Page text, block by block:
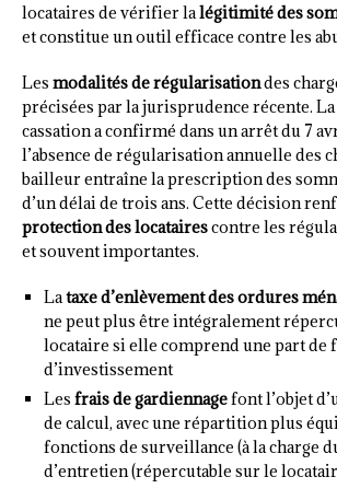
locataires de vérifier lalégitimité des
et constitue un outil efficace contre les
Les modalités de régularisationdes
précisées par la jurisprudence récente.
cassation a confirmé dans un arrêt du 7
l’absence de régularisation annuelle des
bailleur entraîne la prescription des
d’un délai de trois ans. Cette décision
protection des locatairescontre les
et souvent importantes.
Lataxe d’enlèvement des ordures
ne peut plus être intégralement
locataire si elle comprend une part de
d’investissement
Les frais de gardiennagefont l’objet
de calcul, avec une répartition plus
fonctions de surveillance (à la charge
d’entretien (répercutable sur le